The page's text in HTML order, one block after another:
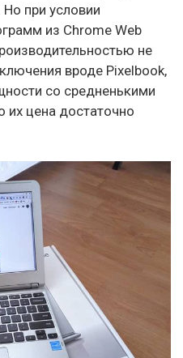
при условии
из Chrome Web
не
вроде Pixelbook,
со средненькими
их цена достаточно